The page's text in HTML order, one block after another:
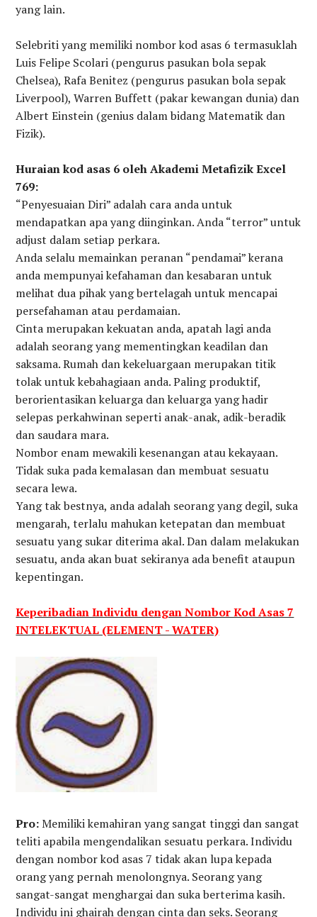
yang lain.
Selebriti yang memiliki nombor kod asas 6 termasuklah
Luis Felipe Scolari (pengurus pasukan bola sepak
Chelsea), Rafa Benitez (pengurus pasukan bola sepak
Liverpool), Warren Buffett (pakar kewangan dunia) dan
Albert Einstein (genius dalam bidang Matematik dan
Fizik).
Huraian kod asas 6 oleh Akademi Metafizik Excel
769:
“Penyesuaian Diri” adalah cara anda untuk
mendapatkan apa yang diinginkan. Anda “terror” untuk
adjust dalam setiap perkara.
Anda selalu memainkan peranan “pendamai” kerana
anda mempunyai kefahaman dan kesabaran untuk
melihat dua pihak yang bertelagah untuk mencapai
persefahaman atau perdamaian.
Cinta merupakan kekuatan anda, apatah lagi anda
adalah seorang yang mementingkan keadilan dan
saksama. Rumah dan kekeluargaan merupakan titik
tolak untuk kebahagiaan anda. Paling produktif,
berorientasikan keluarga dan keluarga yang hadir
selepas perkahwinan seperti anak-anak, adik-beradik
dan saudara mara.
Nombor enam mewakili kesenangan atau kekayaan.
Tidak suka pada kemalasan dan membuat sesuatu
secara lewa.
Yang tak bestnya, anda adalah seorang yang degil, suka
mengarah, terlalu mahukan ketepatan dan membuat
sesuatu yang sukar diterima akal. Dan dalam melakukan
sesuatu, anda akan buat sekiranya ada benefit ataupun
kepentingan.
Keperibadian Individu dengan Nombor Kod Asas 7
INTELEKTUAL (ELEMENT - WATER)
Pro:Memiliki kemahiran yang sangat tinggi dan sangat
teliti apabila mengendalikan sesuatu perkara. Individu
dengan nombor kod asas 7 tidak akan lupa kepada
orang yang pernah menolongnya. Seorang yang
sangat-sangat menghargai dan suka berterima kasih.
Individu ini ghairah dengan cinta dan seks. Seorang